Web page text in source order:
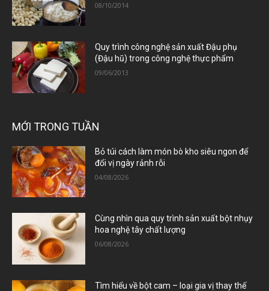
08/10/2014
Quy trình công nghệ sản xuất Đậu phụ
(Đậu hũ) trong công nghệ thực phẩm
09/06/2013
MỚI TRONG TUẦN
Bỏ túi cách làm món bò kho siêu ngon để
đổi vị ngày rảnh rỗi
04/08/2026
Cùng nhìn qua quy trình sản xuất bột nhụy
hoa nghệ tây chất lượng
06/08/2026
Tìm hiểu về bột cam – loại gia vị thay thế